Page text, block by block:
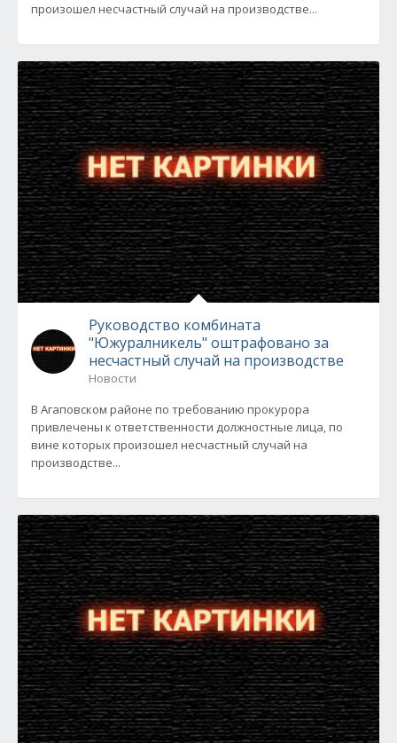
произошел несчастный случай на производстве...
Руководство комбината
"Южуралникель" оштрафовано за
несчастный случай на производстве
Новости
В Агаповском районе по требованию прокурора
привлечены к ответственности должностные лица, по
вине которых произошел несчастный случай на
производстве...